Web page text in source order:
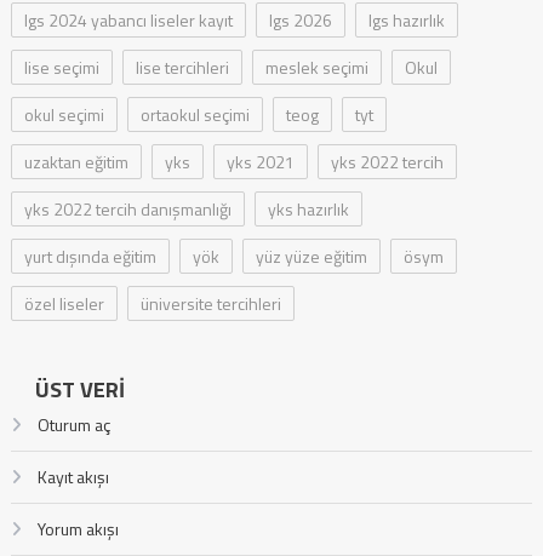
lgs 2024 yabancı liseler kayıt
lgs 2026
lgs hazırlık
lise seçimi
lise tercihleri meslek seçimi
Okul
okul seçimi
ortaokul seçimi teog
tyt
uzaktan eğitim
yks yks 2021
yks 2022 tercih
yks 2022 tercih danışmanlığı
yks hazırlık
yurt dışında eğitim
yök yüz yüze eğitim
ösym
özel liseler
üniversite tercihleri
ÜST VERI
Oturum aç
Kayıt akışı
Yorum akışı